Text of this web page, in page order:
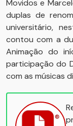
Movidos e
duplas de
universitário,
contou com a
Animação do
participação do
com as músicas